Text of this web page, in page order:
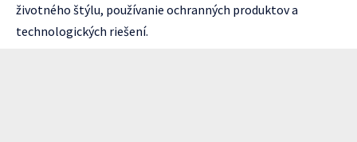
životného štýlu, používanie ochranných produktov a
technologických riešení.